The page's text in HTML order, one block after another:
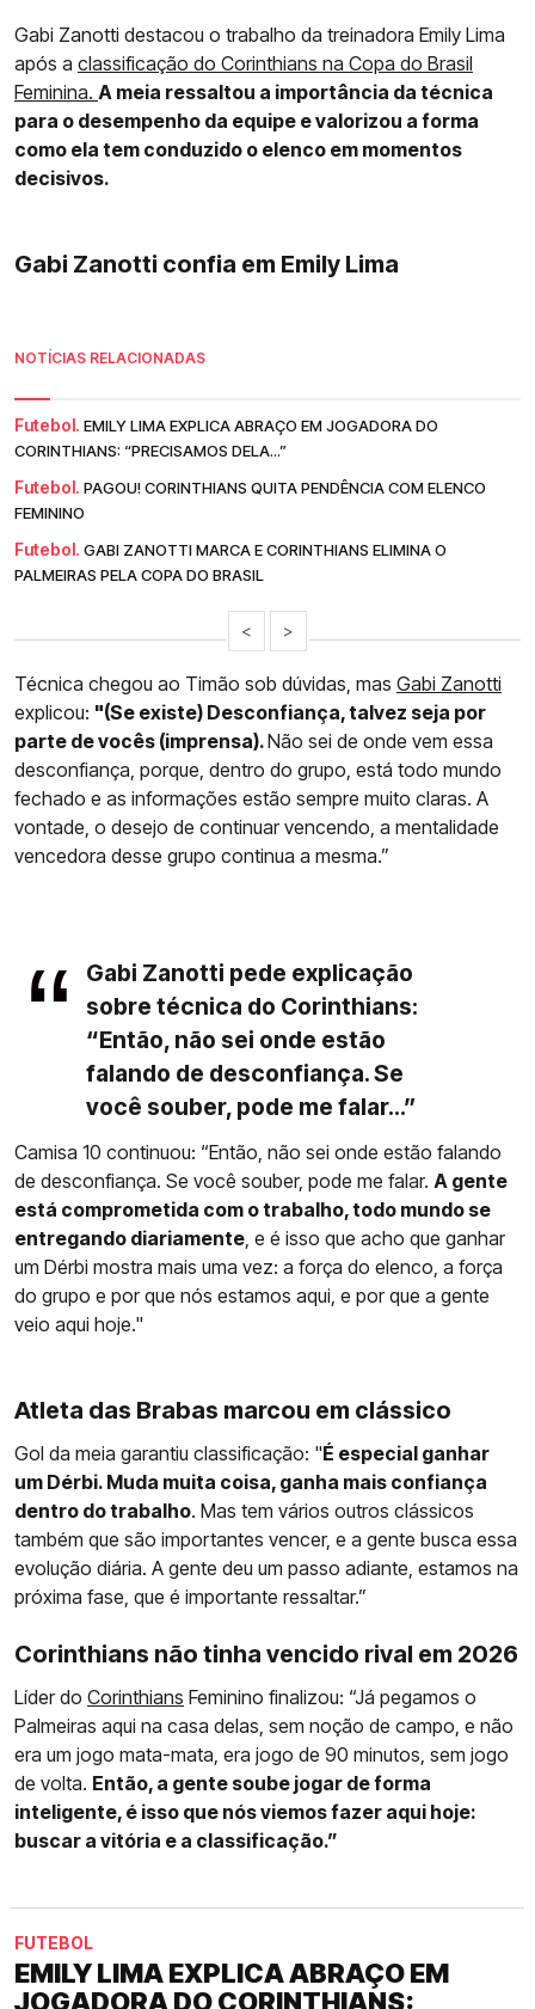
Gabi Zanotti destacou o trabalho da treinadora Emily Lima
após a classificação do Corinthians na Copa do Brasil
Feminina. A meia ressaltou a importância da técnica
para o desempenho da equipe e valorizou a forma
como ela tem conduzido o elenco em momentos
decisivos.
Gabi Zanotti confia em Emily Lima
NOTÍCIAS RELACIONADAS
Futebol. EMILY LIMA EXPLICA ABRAÇO EM JOGADORA DO
CORINTHIANS: “PRECISAMOS DELA...”
Futebol. PAGOU! CORINTHIANS QUITA PENDÊNCIA COM ELENCO
FEMININO
Futebol. GABI ZANOTTI MARCA E CORINTHIANS ELIMINA O
PALMEIRAS PELA COPA DO BRASIL
< >
Técnica chegou ao Timão sob dúvidas, mas Gabi Zanotti
explicou: "(Se existe) Desconfiança, talvez seja por
parte de vocês (imprensa).Não sei de onde vem essa
desconfiança, porque, dentro do grupo, está todo mundo
fechado e as informações estão sempre muito claras. A
vontade, o desejo de continuar vencendo, a mentalidade
vencedora desse grupo continua a mesma.”
Gabi Zanotti pede explicação
sobre técnica do Corinthians:
“Então, não sei onde estão
falando de desconfiança. Se
você souber, pode me falar...”
Camisa 10 continuou: “Então, não sei onde estão falando
de desconfiança. Se você souber, pode me falar. A gente
está comprometida com o trabalho, todo mundo se
entregando diariamente, e é isso que acho que ganhar
um Dérbi mostra mais uma vez: a força do elenco, a força
do grupo e por que nós estamos aqui, e por que a gente
veio aqui hoje."
Atleta das Brabas marcou em clássico
Gol da meia garantiu classificação: "É especial ganhar
um Dérbi. Muda muita coisa, ganha mais confiança
dentro do trabalho. Mas tem vários outros clássicos
também que são importantes vencer, e a gente busca essa
evolução diária. A gente deu um passo adiante, estamos na
próxima fase, que é importante ressaltar.”
Corinthians não tinha vencido rival em 2026
Líder do Corinthians Feminino finalizou: “Já pegamos o
Palmeiras aqui na casa delas, sem noção de campo, e não
era um jogo mata-mata, era jogo de 90 minutos, sem jogo
de volta. Então, a gente soube jogar de forma
inteligente, é isso que nós viemos fazer aqui hoje:
buscar a vitória e a classificação.”
FUTEBOL
EMILY LIMA EXPLICA ABRAÇO EM
JOGADORA DO CORINTHIANS: